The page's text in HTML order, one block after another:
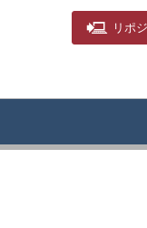
リポ